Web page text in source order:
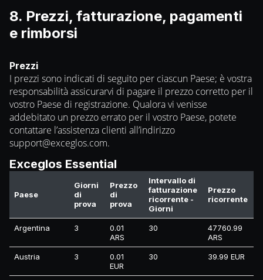
8. Prezzi, fatturazione, pagamenti
e rimborsi
Prezzi
I prezzi sono indicati di seguito per ciascun Paese; è vostra
responsabilità assicurarvi di pagare il prezzo corretto per il
vostro Paese di registrazione. Qualora vi venisse
addebitato un prezzo errato per il vostro Paese, potete
contattare l’assistenza clienti all’indirizzo
support@exceglos.com.
Exceglos Essential
Paese
Giorni
di
prova
Prezzo
di
prova
Intervallo di
fatturazione
ricorrente -
Giorni
Prezzo
ricorrente
Argentina 3
0.01
ARS
30
47760.99
ARS
Austria 3
0.01
EUR
30 39.99 EUR